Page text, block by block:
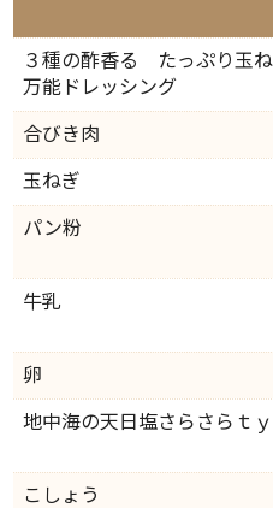
３種の酢香る たっぷり玉
万能ドレッシング
合びき肉
玉ねぎ
パン粉
牛乳
卵
地中海の天日塩さらさらｔ
こしょう